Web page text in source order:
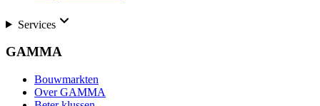
Services
GAMMA
Bouwmarkten
Over GAMMA